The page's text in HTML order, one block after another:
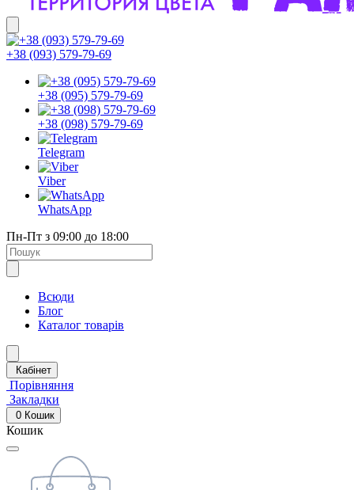
+38 (093) 579-79-69
+38 (095) 579-79-69
+38 (098) 579-79-69
Telegram
Viber
WhatsApp
Пн-Пт з 09:00 до 18:00
Всюди
Блог
Каталог товарів
Кабінет
Порівняння
Закладки
0 Кошик
Кошик